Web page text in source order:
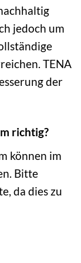
jedoch um
TENA
der
richtig?
können im
Bitte
da dies zu